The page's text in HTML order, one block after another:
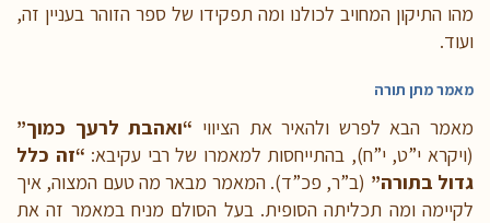
מהו התיקון המחויב לכולנו ומה תפקידו של ספר הזוהר בעניין זה,
ועוד.
מאמר מתן תורה
מאמר הבא לפרש ולהאיר את הציווי “ואהבת לרעך כמוך”
(ויקרא י”ט, י”ח), בהתייחסות למאמרו של רבי עקיבא: “זה כלל
גדול בתורה” (ב”ר, פכ”ד). המאמר מבאר מה טעם המצוה, איך
לקיימה ומה תכליתה הסופית. בעל הסולם מניח במאמר זה את